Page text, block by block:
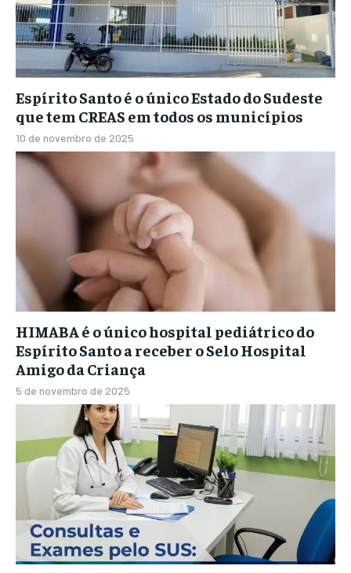
Espírito Santo é o único Estado do Sudeste
que tem CREAS em todos os municípios
10 de novembro de 2025
HIMABA é o único hospital pediátrico do
Espírito Santo a receber o Selo Hospital
Amigo da Criança
5 de novembro de 2025